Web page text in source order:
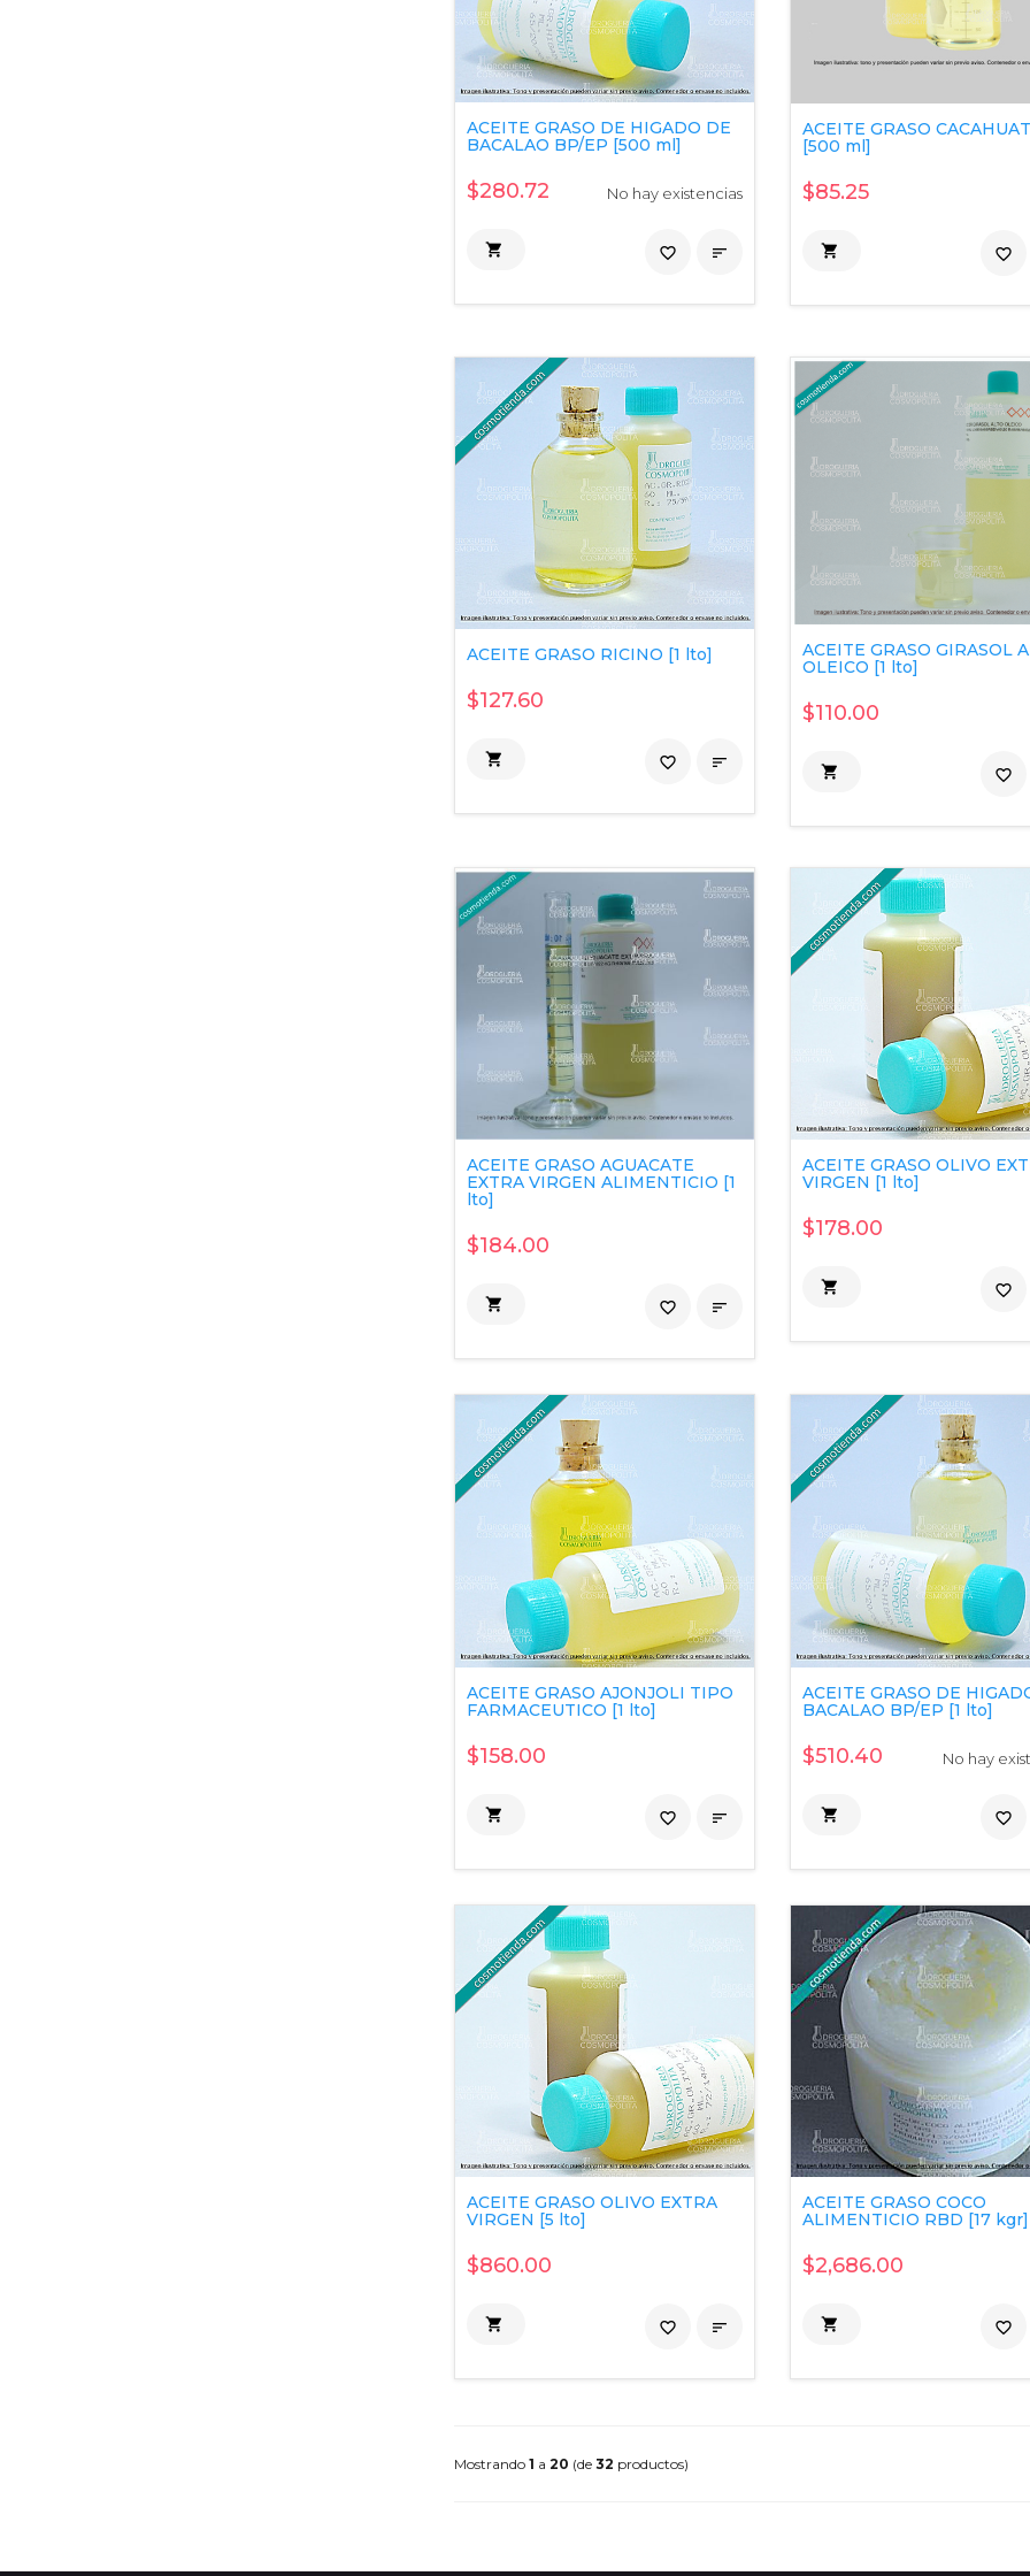
ACEITE GRASO DE HIGADO DE
BACALAO BP/EP [500 ml]
$280.72 No hay existencias
 
favorite_border
ACEITE GRASO
[500 ml]
$85.25
 favorite_border
ACEITE GRASO RICINO [1 lto]
$127.60
 
favorite_border
ACEITE GRASO GIRASOL
OLEICO [1 lto]
$110.00
 favorite_border
ACEITE GRASO AGUACATE
EXTRA VIRGEN ALIMENTICIO [1
lto]
$184.00
 
favorite_border
ACEITE GRASO OLIVO
VIRGEN [1 lto]
$178.00
 favorite_border
ACEITE GRASO AJONJOLI TIPO
FARMACEUTICO [1 lto]
$158.00
 
favorite_border
ACEITE GRASO DE
BACALAO BP/EP [1 lto]
$510.40 No hay
 favorite_border
ACEITE GRASO OLIVO EXTRA
VIRGEN [5 lto]
$860.00
 
favorite_border
ACEITE GRASO COCO
ALIMENTICIO RBD [17 kgr]
$2,686.00
 favorite_border
Mostrando 1 a 20 (de 32 productos)